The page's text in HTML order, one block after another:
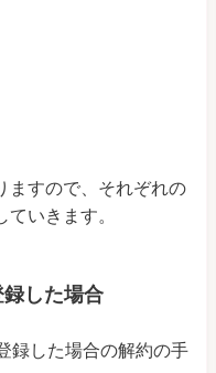
ますので、それぞれの
いきます。
した場合
録した場合の解約の手